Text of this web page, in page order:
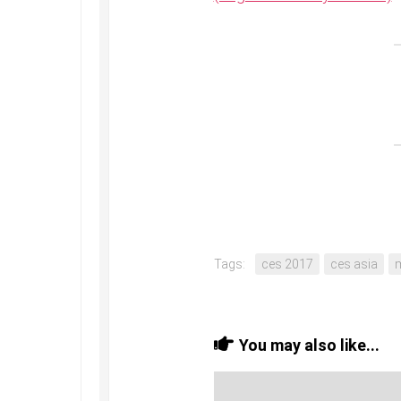
Tags: ces 2017 ces asia
You may also like...